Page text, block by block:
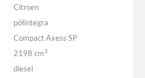
Citroen
półintegra
Compact Axess SP
2198 cm3
diesel